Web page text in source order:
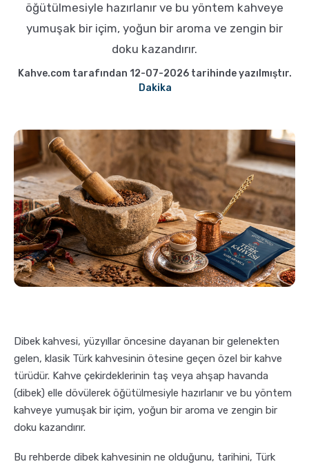
Exclusive Kahveler
Kafeinsiz Kahveler
Çözünebilir Kahve
Çekirdek Kahve
Öğütülmüş Kahve
Soğuk Kahve
Soğuk Kahve Demleme Ekipmanları
Aeropress
Makine Temizleyiciler
Kahve Öğütücüleri
Termoslar
öğütülmesiyle hazırlanır ve bu yöntem kahveye
yumuşak bir içim, yoğun bir aroma ve zengin bir
doku kazandırır.
Kahve.com tarafından 12-07-2026 tarihinde yazılmıştır.
Dakika
Dibek kahvesi, yüzyıllar öncesine dayanan bir gelenekten
gelen, klasik Türk kahvesinin ötesine geçen özel bir kahve
türüdür. Kahve çekirdeklerinin taş veya ahşap havanda
(dibek) elle dövülerek öğütülmesiyle hazırlanır ve bu yöntem
kahveye yumuşak bir içim, yoğun bir aroma ve zengin bir
doku kazandırır.
Bu rehberde dibek kahvesinin ne olduğunu, tarihini, Türk